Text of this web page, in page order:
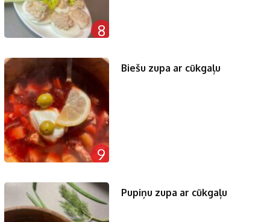
8
9
Biešu zupa ar cūkgaļu
Pupiņu zupa ar cūkgaļu